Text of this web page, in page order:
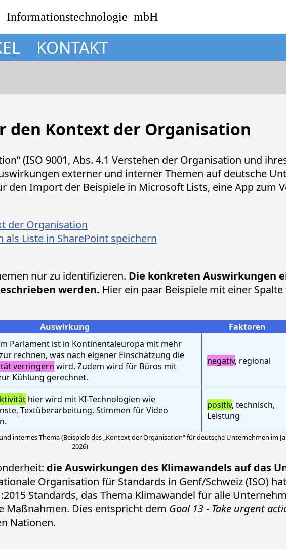
mbH
KONTAKT
den Kontext der Organisation
(ISO 9001, Abs. 4.1 Verstehen der Organisation und
externer und interner Themen auf deutsche
den Import der Beispiele in Microsoft Lists, eine App zum
der Organisation
Liste in SharePoint speichern
nur zu identifizieren. Die konkreten Auswirkungen
werden. Hier ein paar Beispiele mit einer
Auswirkung Faktoren
Parlament ist in Kontinentaleuropa mit mehr
rechnen, was nach eigener Einschätzung die
verringern wird. Zudem wird für Büros mit
Kühlung gerechnet.
negativ, regional
hier wird mit KI-Technologien wie
Textüberarbeitung, Stimmen für Video
positiv, technisch,
Leistung
internes Thema (Beispiele des „Kontext der Organisation“ für deutsche Unternehmen im
2026)
die Auswirkungen des Klimawandels auf das
Organisation für Standards in Genf/Schweiz (ISO)
Standards, das Thema Klimawandel für alle
Dies entspricht dem Goal 13 - Take urgent
Nationen.